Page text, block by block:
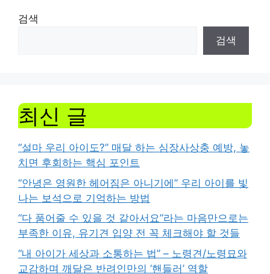
검색
검색
최신 글
“설마 우리 아이도?” 매달 하는 심장사상충 예방, 놓
치면 후회하는 핵심 포인트
“안녕은 영원한 헤어짐은 아니기에” 우리 아이를 빛
나는 보석으로 기억하는 방법
“다 품어줄 수 있을 것 같아서요”라는 마음만으로는
부족한 이유, 유기견 입양 전 꼭 체크해야 할 것들
“내 아이가 세상과 소통하는 법” – 노령견/노령묘와
교감하며 깨달은 반려인만의 ‘핸들러’ 역할